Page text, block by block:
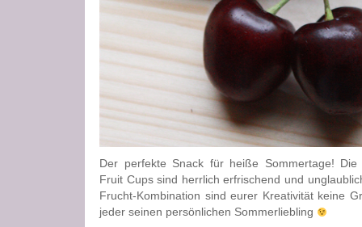
Der perfekte Snack für heiße Sommertage!
Fruit Cups sind herrlich erfrischend und
Frucht-Kombination sind eurer Kreativität keine
jeder seinen persönlichen Sommerliebling